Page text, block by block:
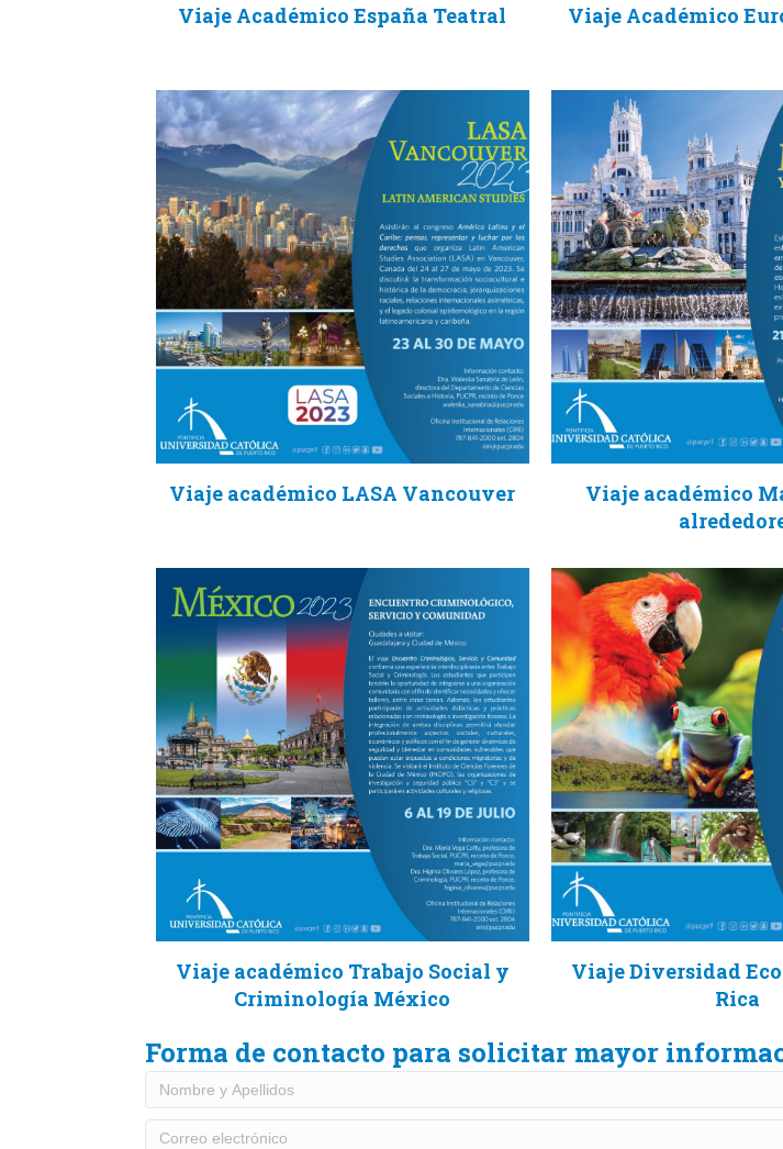
Viaje Académico España Teatral Viaje Académico
Viaje académico LASA Vancouver
Viaje académico
Viaje académico Trabajo Social y
Criminología México
Viaje Diversidad
Rica
Forma de contacto para solicitar mayor